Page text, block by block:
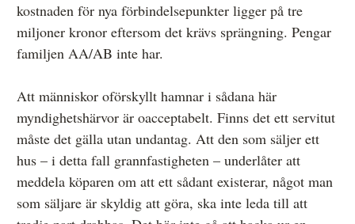
kostnaden för nya förbindelsepunkter ligger på tre
miljoner kronor eftersom det krävs sprängning. Pengar
familjen AA/AB inte har.
Att människor oförskyllt hamnar i sådana här
myndighetshärvor är oacceptabelt. Finns det ett servitut
måste det gälla utan undantag. Att den som säljer ett
hus – i detta fall grannfastigheten – underlåter att
meddela köparen om att ett sådant existerar, något man
som säljare är skyldig att göra, ska inte leda till att